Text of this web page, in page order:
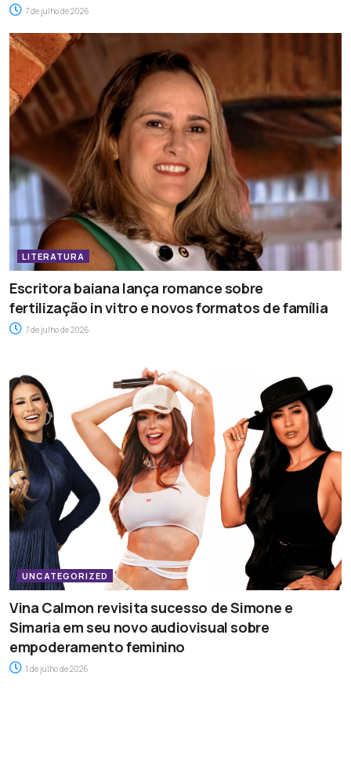
7 de julho de 2026
LITERATURA
Escritora baiana lança romance sobre
fertilização in vitro e novos formatos de família
7 de julho de 2026
UNCATEGORIZED
Vina Calmon revisita sucesso de Simone e
Simaria em seu novo audiovisual sobre
empoderamento feminino
1 de julho de 2026